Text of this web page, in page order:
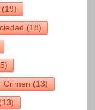
(18)
Crimen(13)